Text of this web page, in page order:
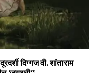
दिग्गज वी. शांताराम